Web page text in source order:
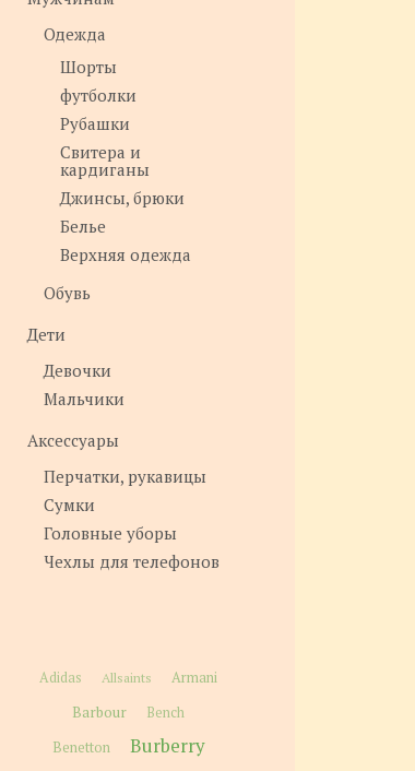
Одежда
Шорты
футболки
Рубашки
Свитера и
кардиганы
Джинсы, брюки
Белье
Верхняя одежда
Обувь
Дети
Девочки
Мальчики
Аксессуары
Перчатки, рукавицы
Сумки
Головные уборы
Чехлы для телефонов
Adidas Allsaints Armani
Barbour
Bench
Benetton
Burberry